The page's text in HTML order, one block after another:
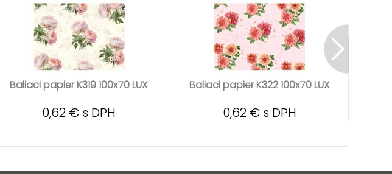
Baliaci papier K319 100x70 LUX
0,62 € s DPH
Baliaci papier K322 100x70 LUX
0,62 € s DPH